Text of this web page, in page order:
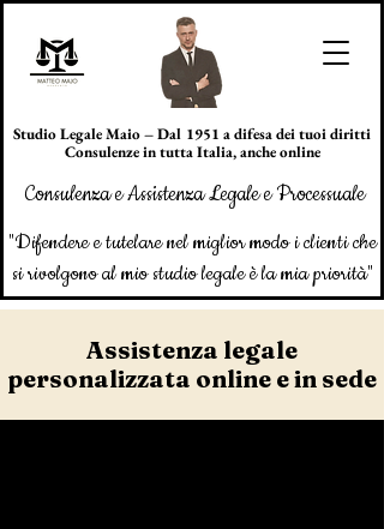
Studio Legale Maio – Dal 1951 a difesa dei tuoi diritti
Consulenze in tutta Italia, anche online
Consulenza e Assistenza Legale e Processuale
"Difendere e tutelare nel miglior modo i clienti che
si rivolgono al mio studio legale è la mia priorità"
Assistenza legale
personalizzata online e in sede